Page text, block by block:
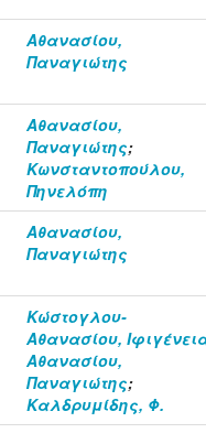
Αθανασίου,
Παναγιώτης
Αθανασίου,
Παναγιώτης;
Κωνσταντοπούλου,
Πηνελόπη
Αθανασίου,
Παναγιώτης
Κώστογλου-
Αθανασίου,
Αθανασίου,
Παναγιώτης;
Καλδρυμίδης, Φ.